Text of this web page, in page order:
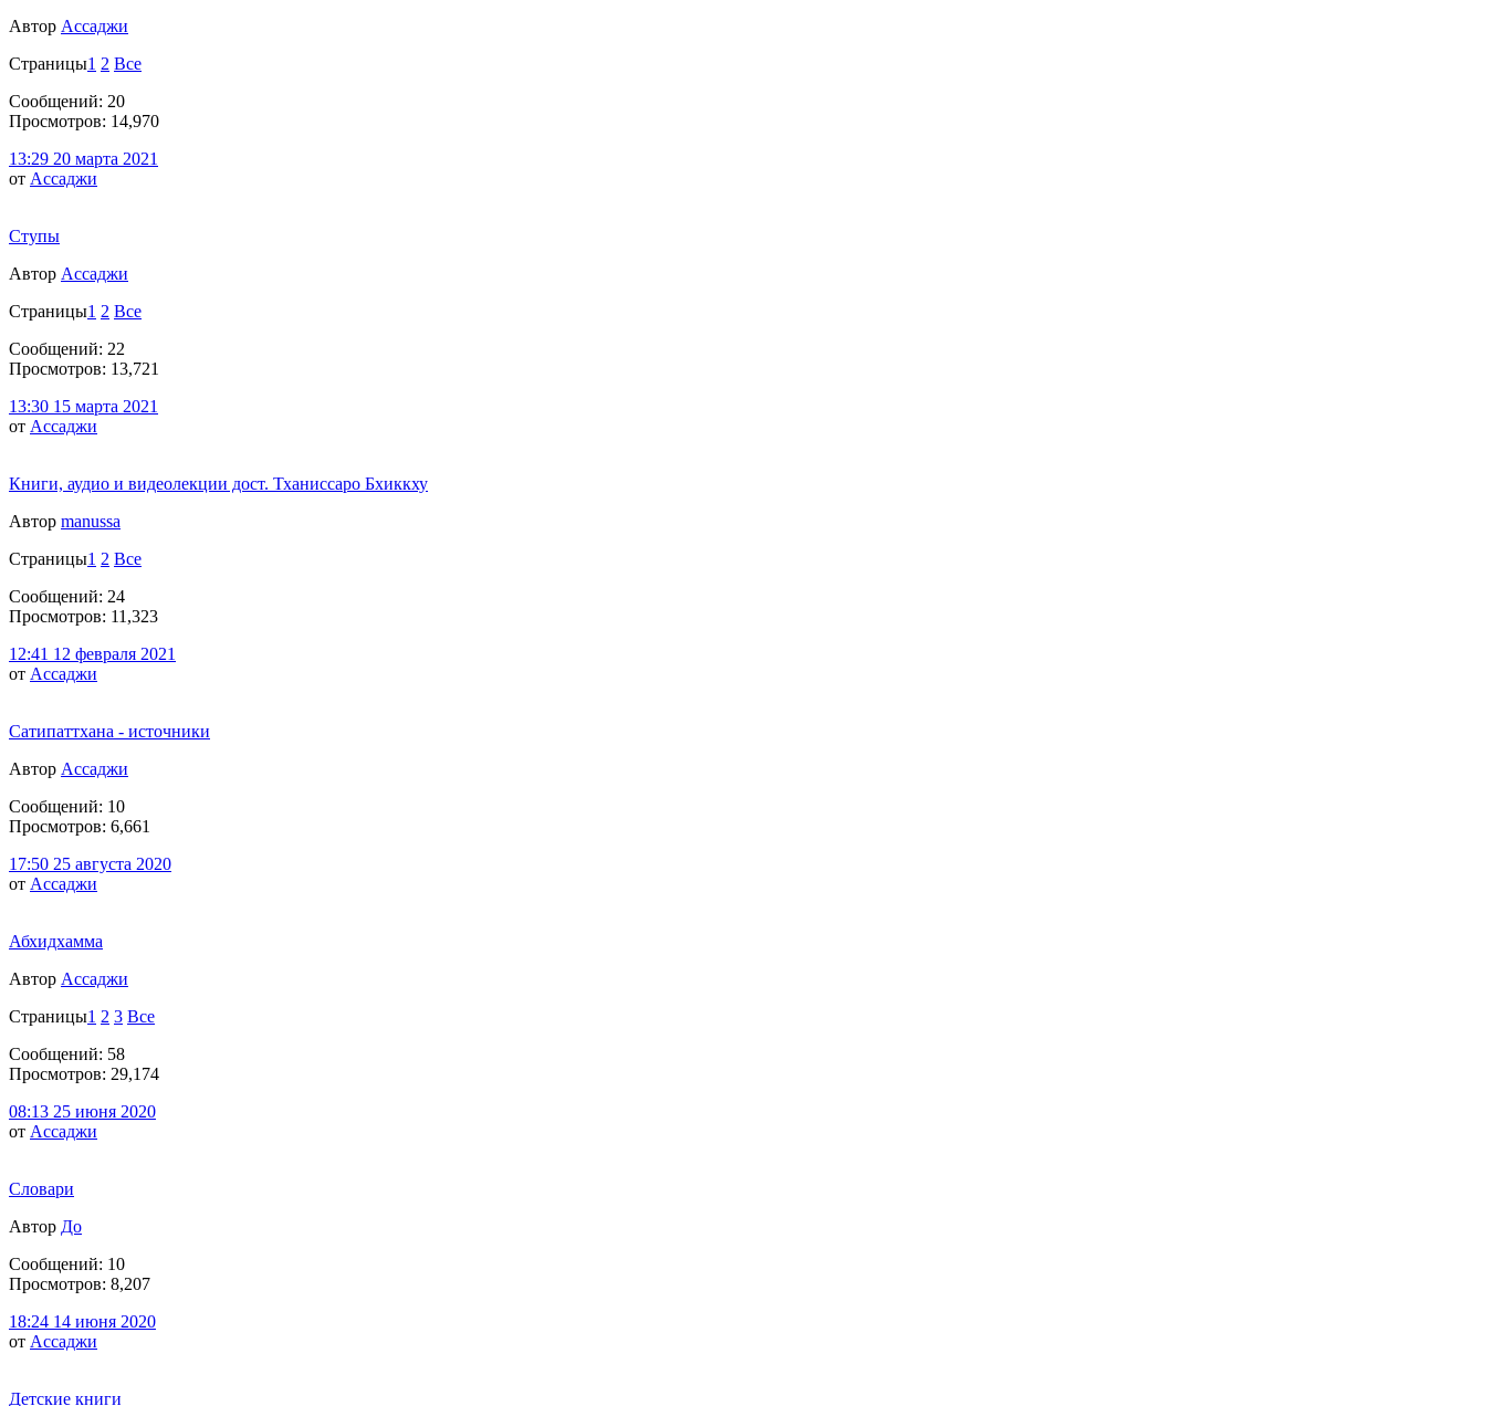
Автор Ассаджи
Страницы1 2 Все
Сообщений: 20
Просмотров: 14,970
13:29 20 марта 2021
от Ассаджи
Ступы
Автор Ассаджи
Страницы1 2 Все
Сообщений: 22
Просмотров: 13,721
13:30 15 марта 2021
от Ассаджи
Книги, аудио и видеолекции дост. Тханиссаро Бхиккху
Автор manussa
Страницы1 2 Все
Сообщений: 24
Просмотров: 11,323
12:41 12 февраля 2021
от Ассаджи
Сатипаттхана - источники
Автор Ассаджи
Сообщений: 10
Просмотров: 6,661
17:50 25 августа 2020
от Ассаджи
Абхидхамма
Автор Ассаджи
Страницы1 2 3 Все
Сообщений: 58
Просмотров: 29,174
08:13 25 июня 2020
от Ассаджи
Словари
Автор До
Сообщений: 10
Просмотров: 8,207
18:24 14 июня 2020
от Ассаджи
Детские книги